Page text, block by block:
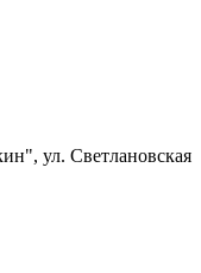
ул. Светлановская